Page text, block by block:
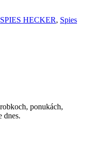
SPIES HECKER, Spies
ponukách,
dnes.